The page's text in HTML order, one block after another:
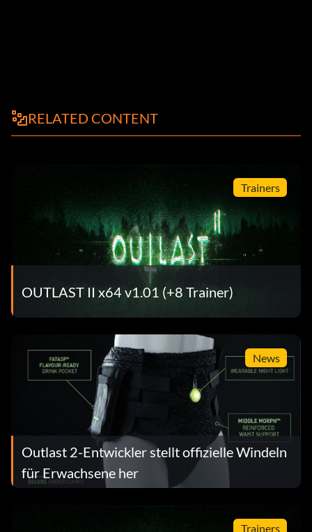
RELATED CONTENT
Trainers
OUTLAST II x64 v1.01 (+8 Trainer)
News
Outlast 2-Entwickler stellt offizielle Windeln
für Erwachsene her
Trainers